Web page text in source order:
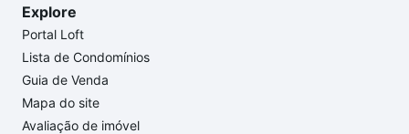
Explore
Portal Loft
Lista de Condomínios
Guia de Venda
Mapa do site
Avaliação de imóvel